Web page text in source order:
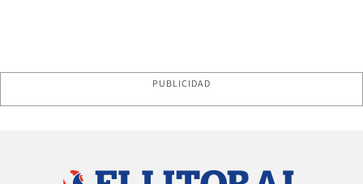
PUBLICIDAD